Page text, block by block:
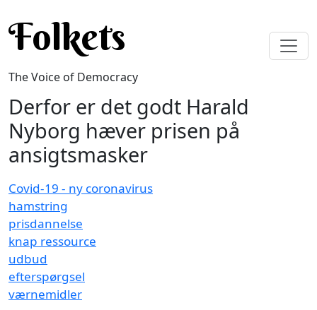
Folkets
The Voice of Democracy
Derfor er det godt Harald
Nyborg hæver prisen på
ansigtsmasker
Covid-19 - ny coronavirus
hamstring
prisdannelse
knap ressource
udbud
efterspørgsel
værnemidler